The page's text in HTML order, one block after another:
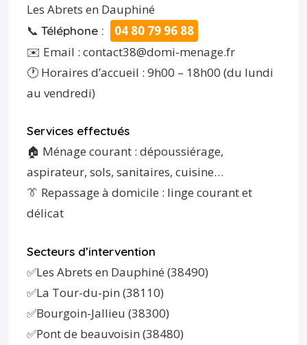
Les Abrets en Dauphiné
📞 Téléphone :
04 80 79 96 88
✉️ Email : contact38@domi-menage.fr
🕐 Horaires d’accueil : 9h00 – 18h00 (du lundi
au vendredi)
Services effectués
🏠 Ménage courant : dépoussiérage,
aspirateur, sols, sanitaires, cuisine…
👔 Repassage à domicile : linge courant et
délicat
Secteurs d’intervention
✅Les Abrets en Dauphiné (38490)
✅La Tour-du-pin (38110)
✅Bourgoin-Jallieu (38300)
✅Pont de beauvoisin (38480)